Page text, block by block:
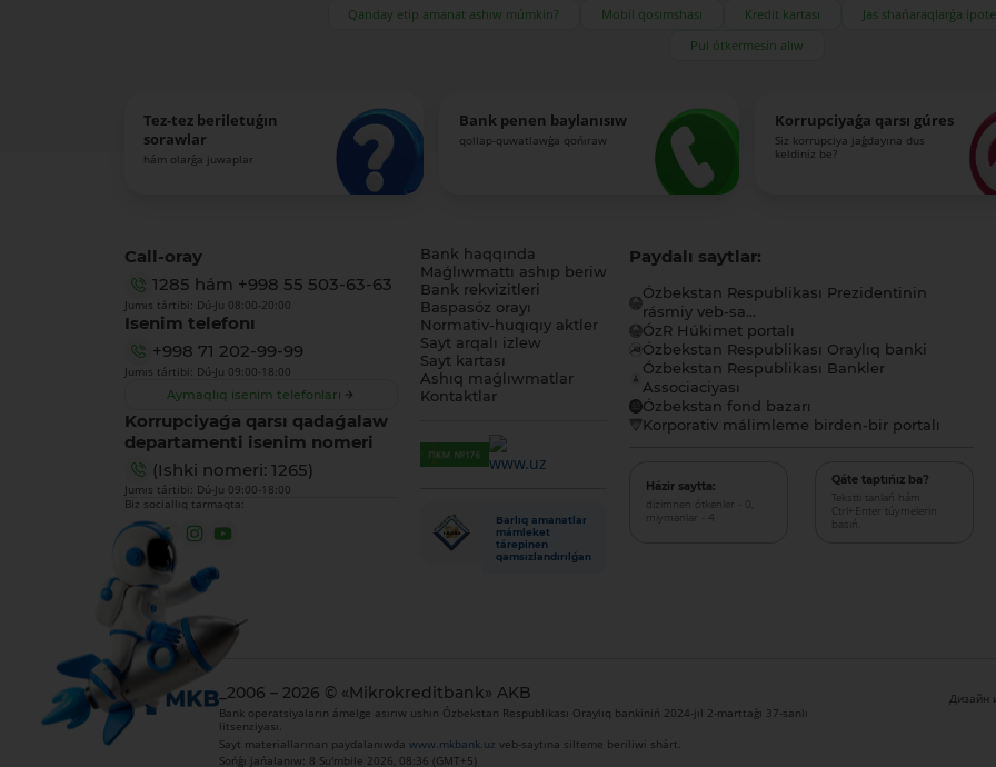
Qanday etip amanat ashıw múmkin? Mobil qosımshası Kredit kartası Jas shańaraqlarǵa
Pul ótkermesin alıw
Tez-tez beriletuǵın
sorawlar
hám olarǵa juwaplar
Bank penen baylanısıw
qollap-quwatlawǵa qońıraw
Korrupciyaǵa qarsı gúres
Siz korrupciya jaǵdayına dus
keldiniz be?
Call-oray
1285 hám +998 55 503-63-63
Jumıs tártibi: Dú-Ju 08:00-20:00
Isenim telefonı
+998 71 202-99-99
Jumıs tártibi: Dú-Ju 09:00-18:00
Aymaqlıq isenim telefonları
Korrupciyaǵa qarsı qadaǵalaw
departamenti isenim nomeri
(Ishki nomeri: 1265)
Jumıs tártibi: Dú-Ju 09:00-18:00
Biz sociallıq tarmaqta:
Bank haqqında
Maǵlıwmattı ashıp beriw
Bank rekvizitleri
Baspasóz orayı
Normativ-huqıqıy aktler
Sayt arqalı izlew
Sayt kartası
Ashıq maǵlıwmatlar
Kontaktlar
Barlıq amanatlar
mámleket
tárepinen
qamsızlandırılǵan
Paydalı saytlar:
Ózbekstan Respublikası Prezidentinin
rásmiy veb-sa...
ÓzR Húkimet portalı
Ózbekstan Respublikası Oraylıq banki
Ózbekstan Respublikası Bankler
Associaciyası
Ózbekstan fond bazarı
Korporativ málimleme birden-bir portalı
Házir saytta:
dizimnen ótkenler - 0,
miymanlar - 4
Qáte taptıńız ba?
Tekstti tanlań hám
Ctrl+Enter túymelerin
basıń.
_2006 – 2026 © «Mikrokreditbank» AKB
Bank operatsiyaların ámelge asırıw ushın Ózbekstan Respublikası Oraylıq bankiniń 2024-jıl 2-marttaǵı 37-sanlı
litsenziyası.
Sayt materiallarınan paydalanıwdawww.mkbank.uz veb-saytına silteme beriliwi shárt.
Sońǵı jańalanıw: 8 Su'mbile 2026, 08:36 (GMT+5)
Дизайн